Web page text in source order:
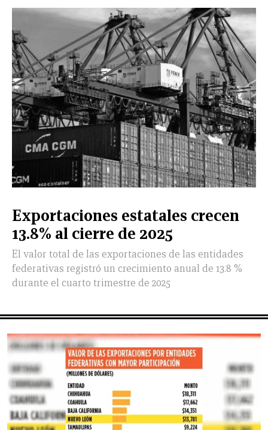
Exportaciones estatales crecen
13.8% al cierre de 2025
El valor total de las exportaciones de las entidades
federativas registró un crecimiento anual de 13.8 %
durante el cuarto trimestre de 2025